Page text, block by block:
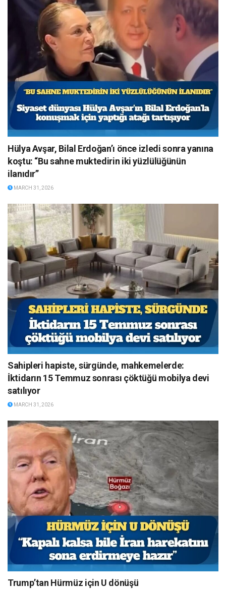
Hülya Avşar, Bilal Erdoğan’ı önce izledi sonra yanına
koştu: “Bu sahne muktedirin iki yüzlülüğünün
ilanıdır”
MARCH 31, 2026
Sahipleri hapiste, sürgünde, mahkemelerde:
İktidarın 15 Temmuz sonrası çöktüğü mobilya devi
satılıyor
MARCH 31, 2026
Trump’tan Hürmüz için U dönüşü